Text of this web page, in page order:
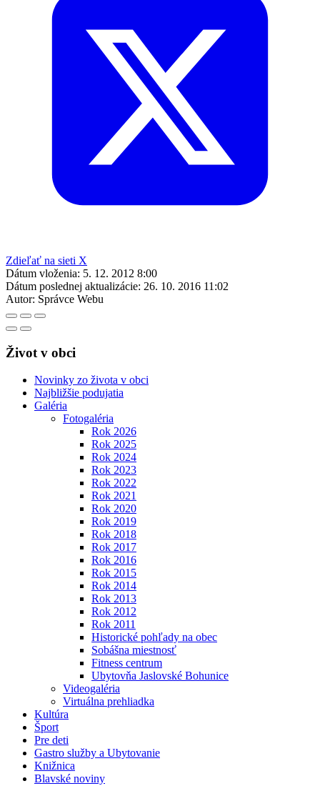
Zdieľať na sieti X
Dátum vloženia: 5. 12. 2012 8:00
Dátum poslednej aktualizácie: 26. 10. 2016 11:02
Autor: Správce Webu
Život v obci
Novinky zo života v obci
Najbližšie podujatia
Galéria
Fotogaléria
Rok 2026
Rok 2025
Rok 2024
Rok 2023
Rok 2022
Rok 2021
Rok 2020
Rok 2019
Rok 2018
Rok 2017
Rok 2016
Rok 2015
Rok 2014
Rok 2013
Rok 2012
Rok 2011
Historické pohľady na obec
Sobášna miestnosť
Fitness centrum
Ubytovňa Jaslovské Bohunice
Videogaléria
Virtuálna prehliadka
Kultúra
Šport
Pre deti
Gastro služby a Ubytovanie
Knižnica
Blavské noviny